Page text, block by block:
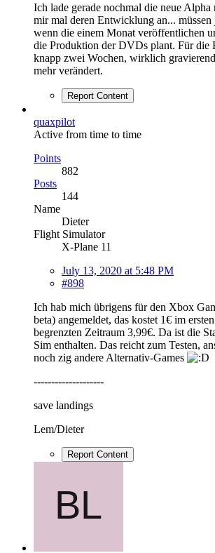
Ich lade gerade nochmal die neue Alpha
mir mal deren Entwicklung an... müssen
wenn die einem Monat veröffentlichen
die Produktion der DVDs plant. Für die
knapp zwei Wochen, wirklich
mehr verändert.
Report Content
quaxpilot
Active from time to time
Points
882
Posts
144
Name
Dieter
Flight Simulator
X-Plane 11
July 13, 2020 at 5:48 PM
#898
Ich hab mich übrigens für den Xbox
beta) angemeldet, das kostet 1€ im
begrenzten Zeitraum 3,99€. Da ist die
Sim enthalten. Das reicht zum Testen,
noch zig andere Alternativ-Games
--------------------
save landings
Lem/Dieter
Report Content